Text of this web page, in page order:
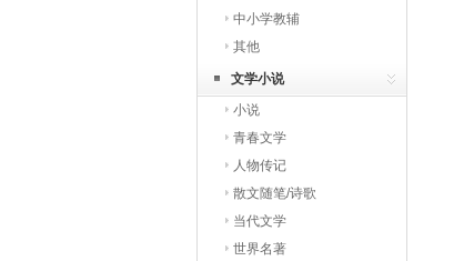
中小学教辅
其他
文学小说
小说
青春文学
人物传记
散文随笔/诗歌
当代文学
世界名著